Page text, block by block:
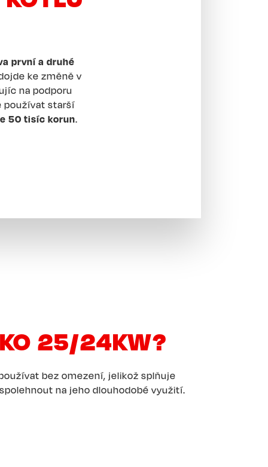
první a druhé
ke změně v
na podporu
používat starší
50 tisíc korun.
25/24KW?
bez omezení, jelikož splňuje
na jeho dlouhodobé využití.